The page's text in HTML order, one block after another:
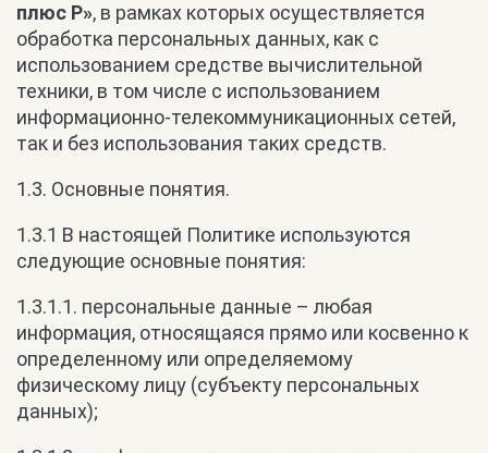
плюс Р», в рамках которых осуществляется
обработка персональных данных, как с
использованием средстве вычислительной
техники, в том числе с использованием
информационно-телекоммуникационных сетей,
так и без использования таких средств.
1.3. Основные понятия.
1.3.1 В настоящей Политике используются
следующие основные понятия:
1.3.1.1. персональные данные – любая
информация, относящаяся прямо или косвенно к
определенному или определяемому
физическому лицу (субъекту персональных
данных);